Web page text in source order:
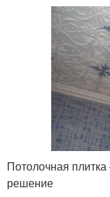
Потолочная
решение